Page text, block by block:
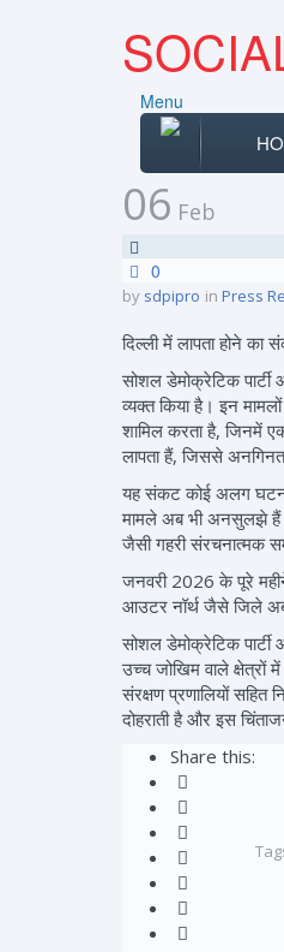
Menu
06 Feb
0
by sdpipro in Press
दिल्ली में लापता होने
सोशल डेमोक्रेटिक
व्यक्त किया है। इन
शामिल करता है, जिनमें
लापता हैं, जिससे अनगिनत
यह संकट कोई अलग घटना
मामले अब भी अनसुलझे हैं।
जैसी गहरी संरचनात्मक
जनवरी 2026 के पूरे
आउटर नॉर्थ जैसे जिले
सोशल डेमोक्रेटिक पार्टी
उच्च जोखिम वाले क्षेत्रों
संरक्षण प्रणालियों सहित
दोहराती है और इस
Share this: